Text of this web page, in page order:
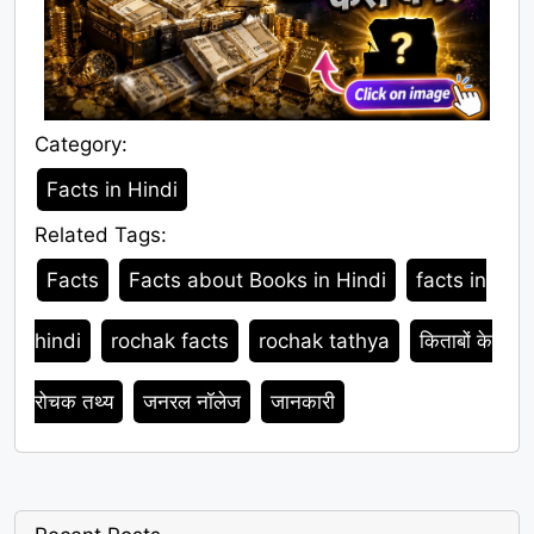
Category:
Category
Facts in Hindi
Related Tags:
Tags
Facts Facts about Books in Hindi facts in
hindi rochak facts rochak tathya किताबों के
रोचक तथ्य जनरल नॉलेज जानकारी